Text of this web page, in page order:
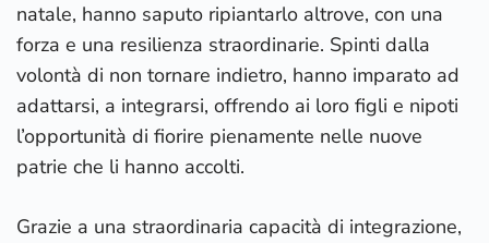
natale, hanno saputo ripiantarlo altrove, con una
forza e una resilienza straordinarie. Spinti dalla
volontà di non tornare indietro, hanno imparato ad
adattarsi, a integrarsi, offrendo ai loro figli e nipoti
l’opportunità di fiorire pienamente nelle nuove
patrie che li hanno accolti.
Grazie a una straordinaria capacità di integrazione,